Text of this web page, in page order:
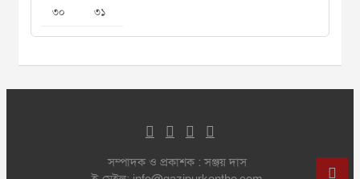
৩০
৩১
সম্পাদক ও প্রকাশক : সঞ্জয় দাস